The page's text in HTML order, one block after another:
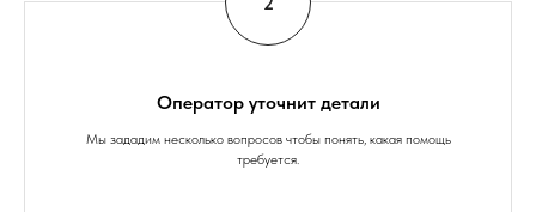
Оператор уточнит детали
Мы зададим несколько вопросов чтобы понять, какая помощь
требуется.